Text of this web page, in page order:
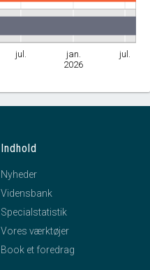
jul.
jan.
2026
jul.
Indhold
Nyheder
Vidensbank
Specialstatistik
Vores værktøjer
Book et foredrag